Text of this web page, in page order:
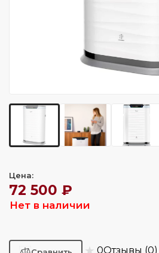
Цена:
72 500 ₽
Нет в наличии
0Отзывы (0)